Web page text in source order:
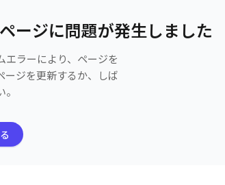
ージに問題が発生しました
エラーにより、ページを
ージを更新するか、しば